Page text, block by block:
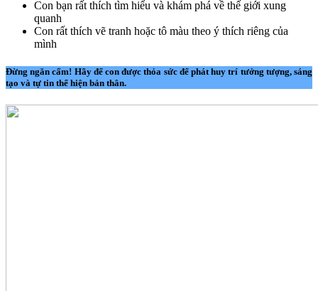
Con bạn rất thích tìm hiểu và khám phá về thế giới xung
quanh
Con rất thích vẽ tranh hoặc tô màu theo ý thích riêng của
mình
Đừng ngăn cấm! Hãy để con được thỏa sức để phát huy trí tưởng tượng, sáng
tạo và tự tin thể hiện bản thân.